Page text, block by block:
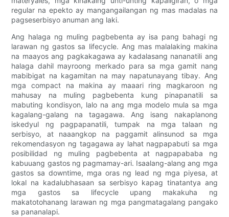
regular na epekto ay mangangailangan ng mas madalas na
pagseserbisyo anuman ang laki.
Ang halaga ng muling pagbebenta ay isa pang bahagi ng
larawan ng gastos sa lifecycle. Ang mas malalaking makina
na maayos ang pagkakagawa ay kadalasang nananatili ang
halaga dahil mayroong merkado para sa mga gamit nang
mabibigat na kagamitan na may napatunayang tibay. Ang
mga compact na makina ay maaari ring magkaroon ng
mahusay na muling pagbebenta kung pinapanatili sa
mabuting kondisyon, lalo na ang mga modelo mula sa mga
kagalang-galang na tagagawa. Ang isang nakaplanong
iskedyul ng pagpapanatili, tumpak na mga talaan ng
serbisyo, at naaangkop na paggamit alinsunod sa mga
rekomendasyon ng tagagawa ay lahat nagpapabuti sa mga
posibilidad ng muling pagbebenta at nagpapababa ng
kabuuang gastos ng pagmamay-ari. Isaalang-alang ang mga
gastos sa downtime, mga oras ng lead ng mga piyesa, at
lokal na kadalubhasaan sa serbisyo kapag tinatantya ang
mga gastos sa lifecycle upang makakuha ng
makatotohanang larawan ng mga pangmatagalang pangako
sa pananalapi.